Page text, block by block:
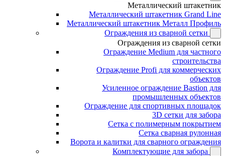
Металлический штакетник
Металлический штакетник Grand Line
Металлический штакетник Металл Профиль
Ограждения из сварной сетки
Ограждения из сварной сетки
Ограждение Medium для частного
строительства
Ограждение Profi для коммерческих
объектов
Усиленное ограждение Bastion для
промышленных объектов
Ограждение для спортивных площадок
3D сетки для забора
Сетка с полимерным покрытием
Сетка сварная рулонная
Ворота и калитки для сварного ограждения
Комплектующие для забора